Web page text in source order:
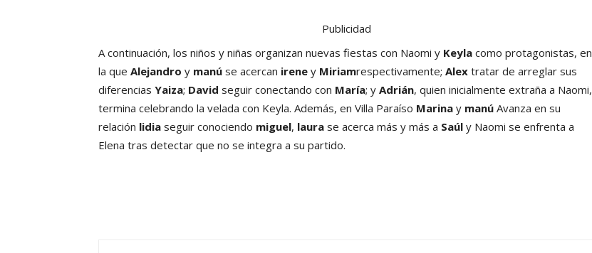
Publicidad
A continuación, los niños y niñas organizan nuevas fiestas con Naomi y Keyla como protagonistas, en
la que Alejandro y manú se acercan irene y Miriamrespectivamente; Alex tratar de arreglar sus
diferencias Yaiza; David seguir conectando con María; y Adrián, quien inicialmente extraña a Naomi,
termina celebrando la velada con Keyla. Además, en Villa Paraíso Marina y manú Avanza en su
relación lidia seguir conociendo miguel, laura se acerca más y más a Saúl y Naomi se enfrenta a
Elena tras detectar que no se integra a su partido.